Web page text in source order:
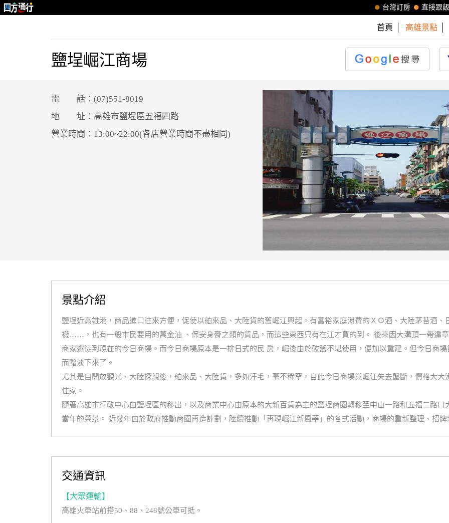
直接跟
台灣訂房
首頁 高雄景點
鹽埕崛江商場
電 話：(07)551-8019
地 址：高雄市鹽埕區五福四路
營業時間：13:00~22:00(各店營業時間不盡相同)
景點介紹
鹽埕近高雄港，商品進口往來方便，促使以舶來品、大陸貨的舊崛江興起。有富裕家庭消費的ＸＯ酒、大陸茅苔酒
襪……，也有一般市民要用的萬金油 、保安身膏之類的貨品，而這些東西只有在江才買的到。 後來因大溝頂一帶違
商家遷徒到現在的今日商場。而今日商場原本是一排日式的民 房，崛後由於破舊不堪使用，便加以重建。但今日商
而黯淡下來了。
尤其是自開放觀光、大陸探親後，舶來品、大陸貨，多如汗毛，毫不稀罕，自此今日商場與崛江失去壟斷，價格大
住家。
隨著高雄市行政中心由鹽埕區的移出，以及商業中心由原本的大新百貨為主的鹽埕商圈轉移至中山一路和五福二路
當年的榮景。 近幾年由於政府推動商圈再造計劃，陸續推動「再現崛江新風華」的各式活動，商場的重新整理、招
交通資訊
【大眾運輸】
高雄火車站前搭50、88、248號公車可抵。